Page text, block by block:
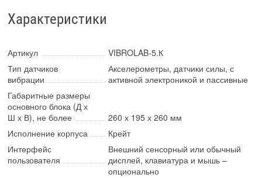
Характеристики
Артикул
VIBROLAB-5.К
Тип датчиков
вибрации
Акселерометры, датчики силы, с
активной электроникой и пассивные
Габаритные размеры
основного блока (Д х
Ш х В), не более
260 х 195 х 260 мм
Исполнение корпуса
Крейт
Интерфейс
пользователя
Внешний сенсорный или обычный
дисплей, клавиатура и мышь –
опционально